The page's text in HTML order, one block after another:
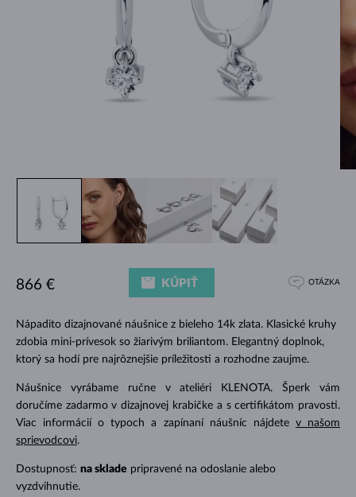
Nápadito dizajnované náušnice z bieleho 14k zlata. Klasické kruhy
zdobia mini-prívesok so žiarivým briliantom. Elegantný doplnok,
ktorý sa hodí pre najrôznejšie príležitosti a rozhodne zaujme.
Náušnice vyrábame ručne v ateliéri KLENOTA. Šperk vám
doručíme zadarmo v dizajnovej krabičke a s certifikátom pravosti.
Viac informácií o typoch a zapínaní náušníc nájdete v našom
sprievodcovi.
Dostupnosť: na sklade pripravené na odoslanie alebo
vyzdvihnutie.
866 € KÚPIŤ OTÁZKA